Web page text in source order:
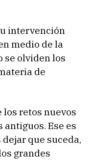
intervención
medio de la
se olviden los
de
retos nuevos
Ese es
que suceda,
grandes